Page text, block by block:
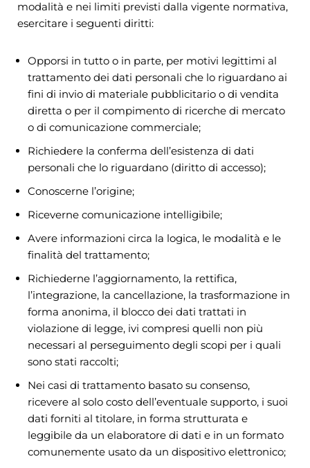
modalità e nei limiti previsti dalla vigente normativa,
esercitare i seguenti diritti:
Opporsi in tutto o in parte, per motivi legittimi al
trattamento dei dati personali che lo riguardano ai
fini di invio di materiale pubblicitario o di vendita
diretta o per il compimento di ricerche di mercato
o di comunicazione commerciale;
Richiedere la conferma dell’esistenza di dati
personali che lo riguardano (diritto di accesso);
Conoscerne l’origine;
Riceverne comunicazione intelligibile;
Avere informazioni circa la logica, le modalità e le
finalità del trattamento;
Richiederne l’aggiornamento, la rettifica,
l’integrazione, la cancellazione, la trasformazione in
forma anonima, il blocco dei dati trattati in
violazione di legge, ivi compresi quelli non più
necessari al perseguimento degli scopi per i quali
sono stati raccolti;
Nei casi di trattamento basato su consenso,
ricevere al solo costo dell’eventuale supporto, i suoi
dati forniti al titolare, in forma strutturata e
leggibile da un elaboratore di dati e in un formato
comunemente usato da un dispositivo elettronico;